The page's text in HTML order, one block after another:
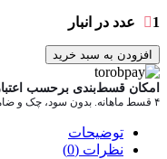
1 عدد در انبار
افزودن به سبد خرید
امکان قسط‌بندی برحسب
۴ قسط ماهانه. بدون سود، چک و ضامن.
توضیحات
نظرات (0)